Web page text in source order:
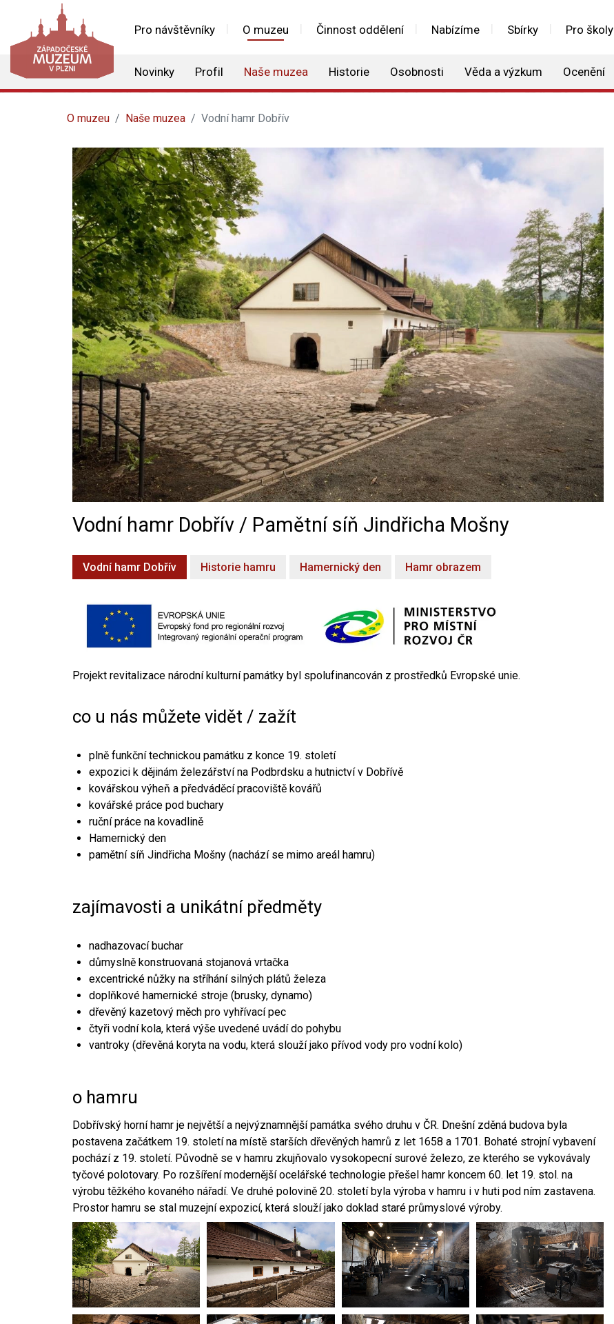
Pro návštěvníky O muzeu Činnost oddělení Nabízíme Sbírky Pro školy
Novinky Profil Naše muzea Historie Osobnosti Věda a výzkum Ocenění
O muzeu Naše muzea Vodní hamr Dobřív
Vodní hamr Dobřív / Pamětní síň Jindřicha Mošny
Vodní hamr Dobřív Historie hamru Hamernický den Hamr obrazem
Projekt revitalizace národní kulturní památky byl spolufinancován z prostředků Evropské unie.
co u nás můžete vidět / zažít
plně funkční technickou památku z konce 19. století
expozici k dějinám železářství na Podbrdsku a hutnictví v Dobřívě
kovářskou výheň a předváděcí pracoviště kovářů
kovářské práce pod buchary
ruční práce na kovadlině
Hamernický den
pamětní síň Jindřicha Mošny (nachází se mimo areál hamru)
zajímavosti a unikátní předměty
nadhazovací buchar
důmyslně konstruovaná stojanová vrtačka
excentrické nůžky na stříhání silných plátů železa
doplňkové hamernické stroje (brusky, dynamo)
dřevěný kazetový měch pro vyhřívací pec
čtyři vodní kola, která výše uvedené uvádí do pohybu
vantroky (dřevěná koryta na vodu, která slouží jako přívod vody pro vodní kolo)
o hamru
Dobřívský horní hamr je největší a nejvýznamnější památka svého druhu v ČR. Dnešní zděná budova byla
postavena začátkem 19. století na místě starších dřevěných hamrů z let 1658 a 1701. Bohaté strojní vybavení
pochází z 19. století. Původně se v hamru zkujňovalo vysokopecní surové železo, ze kterého se vykovávaly
tyčové polotovary. Po rozšíření modernější ocelářské technologie přešel hamr koncem 60. let 19. stol. na
výrobu těžkého kovaného nářadí. Ve druhé polovině 20. století byla výroba v hamru i v huti pod ním zastavena.
Prostor hamru se stal muzejní expozicí, která slouží jako doklad staré průmyslové výroby.